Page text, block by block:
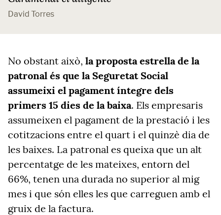
David Torres
No obstant això, la proposta estrella de la
patronal és que la Seguretat Social
assumeixi el pagament íntegre dels
primers 15 dies de la baixa. Els empresaris
assumeixen el pagament de la prestació i les
cotitzacions entre el quart i el quinzè dia de
les baixes. La patronal es queixa que un alt
percentatge de les mateixes, entorn del
66%, tenen una durada no superior al mig
mes i que són elles les que carreguen amb el
gruix de la factura.